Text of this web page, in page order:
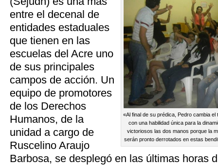
«Al final de su prédica, Pedro cambia
con una habilidad única para la
victoriosos las dos manos porque la
serán pronto derrotados en estas
entre el decenal de
entidades estaduales
que tienen en las
escuelas del Acre uno
de sus principales
campos de acción. Un
equipo de promotores
de los Derechos
Humanos, de la
unidad a cargo de
Ruscelino Araujo
Barbosa, se desplegó en las últimas horas